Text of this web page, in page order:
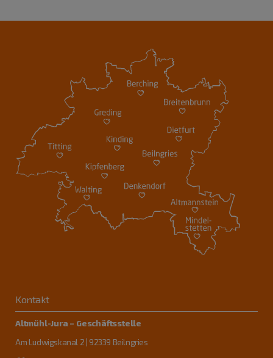
Kontakt
Altmühl-Jura – Geschäftsstelle
Am Ludwigskanal 2 | 92339 Beilngries